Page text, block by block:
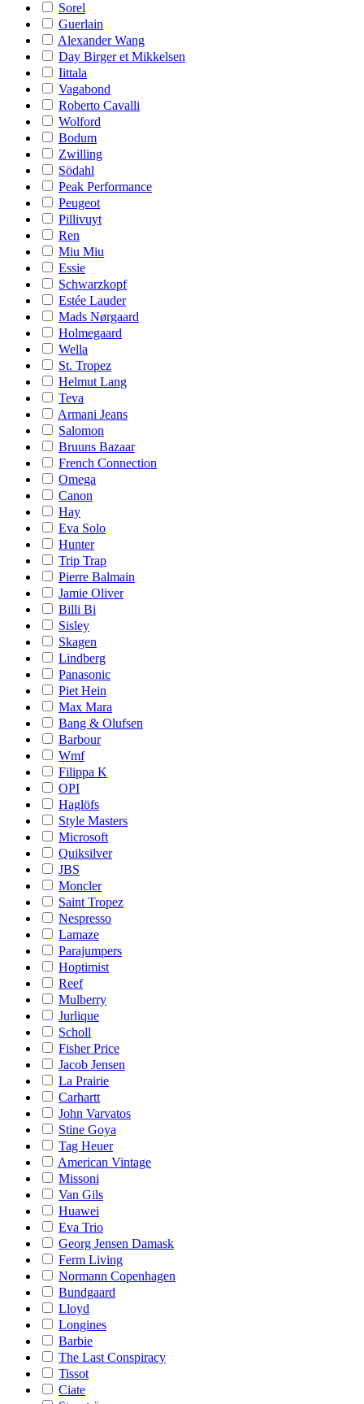
Sorel
Guerlain
Alexander Wang
Day Birger et Mikkelsen
Iittala
Vagabond
Roberto Cavalli
Wolford
Bodum
Zwilling
Södahl
Peak Performance
Peugeot
Pillivuyt
Ren
Miu Miu
Essie
Schwarzkopf
Estée Lauder
Mads Nørgaard
Holmegaard
Wella
St. Tropez
Helmut Lang
Teva
Armani Jeans
Salomon
Bruuns Bazaar
French Connection
Omega
Canon
Hay
Eva Solo
Hunter
Trip Trap
Pierre Balmain
Jamie Oliver
Billi Bi
Sisley
Skagen
Lindberg
Panasonic
Piet Hein
Max Mara
Bang & Olufsen
Barbour
Wmf
Filippa K
OPI
Haglöfs
Style Masters
Microsoft
Quiksilver
JBS
Moncler
Saint Tropez
Nespresso
Lamaze
Parajumpers
Hoptimist
Reef
Mulberry
Jurlique
Scholl
Fisher Price
Jacob Jensen
La Prairie
Carhartt
John Varvatos
Stine Goya
Tag Heuer
American Vintage
Missoni
Van Gils
Huawei
Eva Trio
Georg Jensen Damask
Ferm Living
Normann Copenhagen
Bundgaard
Lloyd
Longines
Barbie
The Last Conspiracy
Tissot
Ciate